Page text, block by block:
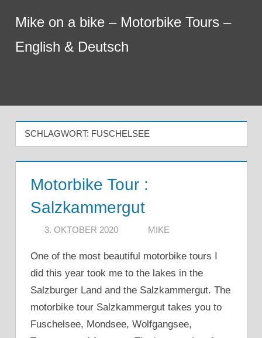
Inhalt
springen
Mike on a bike – Motorbike Tours –
English & Deutsch
SCHLAGWORT: FUSCHELSEE
Motorbike Tour :
Salzkammergut
3. OKTOBER 2020 MIKE
One of the most beautiful motorbike tours I
did this year took me to the lakes in the
Salzburger Land and the Salzkammergut. The
motorbike tour Salzkammergut takes you to
Fuschelsee, Mondsee, Wolfgangsee,